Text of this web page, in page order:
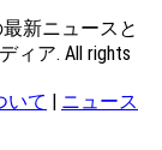
最新ニュースと
ィア. All rights
いて | ニュース